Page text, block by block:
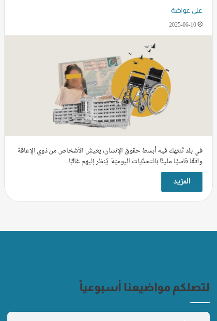
علي عواضة
2025-06-10
في بلد تُنتهك فيه أبسط حقوق الإنسان، يعيش الأشخاص من ذوي الإعاقة
واقعًا قاسيًا مليئًا بالتحدّيات اليوميّة. يُنظر إليهم غالبًا…
المزيد
لتصلكم مواضيعنا أسبوعياً